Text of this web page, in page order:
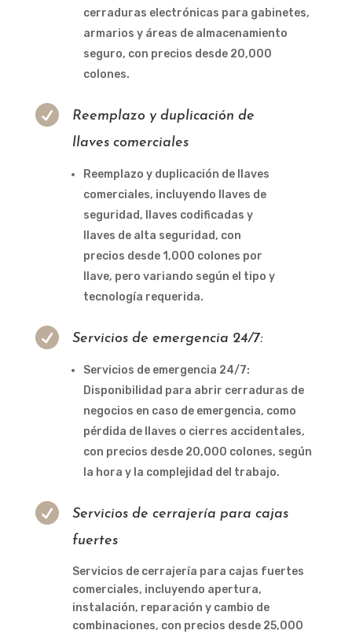
cerraduras electrónicas para gabinetes,
armarios y áreas de almacenamiento
seguro, con precios desde 20,000
colones.

Reemplazo y duplicación de
llaves comerciales
Reemplazo y duplicación de llaves
comerciales, incluyendo llaves de
seguridad, llaves codificadas y
llaves de alta seguridad, con
precios desde 1,000 colones por
llave, pero variando según el tipo y
tecnología requerida.
 Servicios de emergencia 24/7:
Servicios de emergencia 24/7:
Disponibilidad para abrir cerraduras de
negocios en caso de emergencia, como
pérdida de llaves o cierres accidentales,
con precios desde 20,000 colones, según
la hora y la complejidad del trabajo.

Servicios de cerrajería para cajas
fuertes
Servicios de cerrajería para cajas fuertes
comerciales, incluyendo apertura,
instalación, reparación y cambio de
combinaciones, con precios desde 25,000